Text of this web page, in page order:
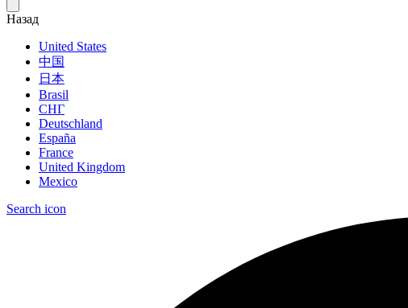
Назад
United States
中国
日本
Brasil
СНГ
Deutschland
España
France
United Kingdom
Mexico
Search icon